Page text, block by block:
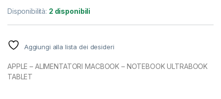
Disponibilità: 2 disponibili
Aggiungi alla lista dei desideri
APPLE – ALIMENTATORI MACBOOK – NOTEBOOK ULTRABOOK
TABLET